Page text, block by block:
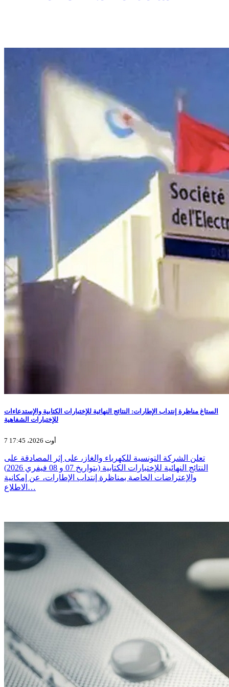
الستاغ مناظرة إنتداب الإطارات: النتائج النهائية للإختبارات الكتابية والإستدعاءات
للإختبارات الشفاهية
7 أوت 2026، 17:45
تعلن الشركة التونسية للكهرباء والغاز، على إثر المصادقة على
النتائج النهائية للإختبارات الكتابية (بتواريخ 07 و 08 فيفري 2026)
والإعتراضات الخاصة بمناظرة إنتداب الإطارات، عن إمكانية
الاطلاع…